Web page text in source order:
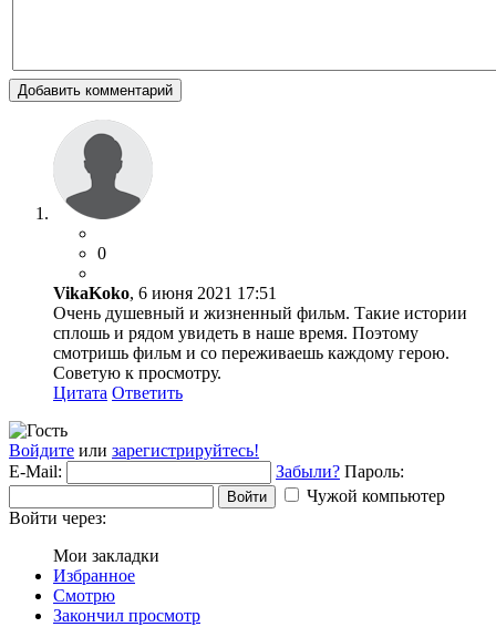
Добавить комментарий
0
VikaKoko, 6 июня 2021 17:51
Очень душевный и жизненный фильм. Такие истории
сплошь и рядом увидеть в наше время. Поэтому
смотришь фильм и со переживаешь каждому герою.
Советую к просмотру.
Цитата Ответить
Войдите или зарегистрируйтесь!
E-Mail:
Забыли? Пароль:
Войти
Чужой компьютер
Войти через:
Мои закладки
Избранное
Смотрю
Закончил просмотр